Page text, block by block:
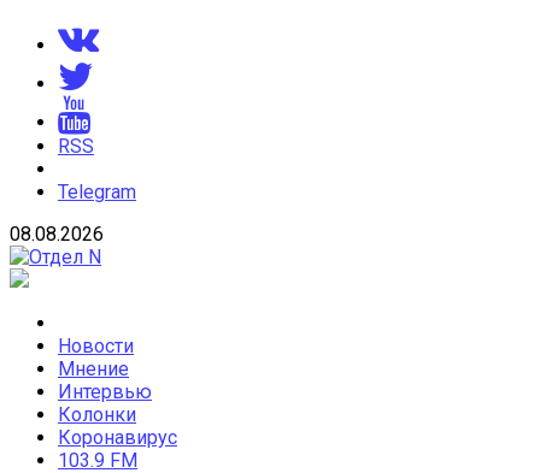
content
RSS
Telegram
08.08.2026
Новости
Мнение
Интервью
Колонки
Коронавирус
103.9 FM